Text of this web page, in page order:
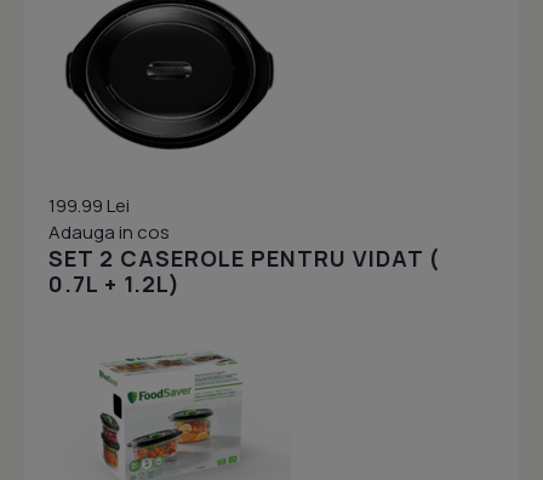
199.99 Lei
Adauga in cos
SET 2 CASEROLE PENTRU VIDAT (
0.7L + 1.2L)